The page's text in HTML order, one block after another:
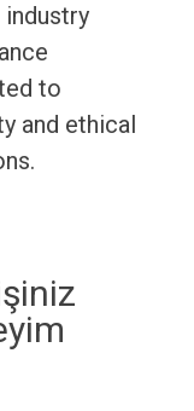
to
and ethical